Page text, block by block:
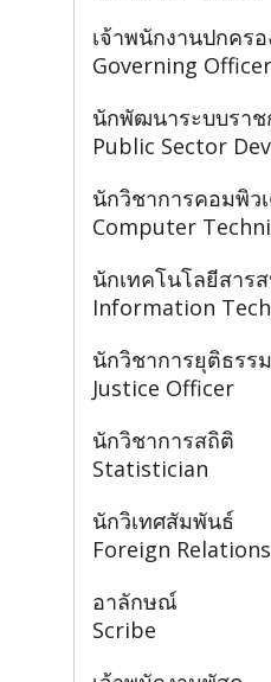
เจ้าพนักงานปกครอ
Governing Officer
นักพัฒนาระบบราช
Public Sector
นักวิชาการคอมพิว
Computer
นักเทคโนโลยีสาร
Information
นักวิชาการยุติธรรม
Justice Officer
นักวิชาการสถิติ
Statistician
นักวิเทศสัมพันธ์
Foreign
อาลักษณ์
Scribe